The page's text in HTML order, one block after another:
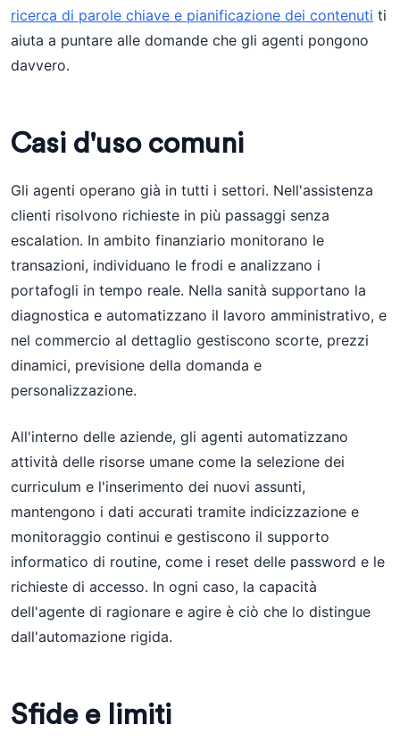
ricerca di parole chiave e pianificazione dei contenuti ti
aiuta a puntare alle domande che gli agenti pongono
davvero.
Casi d'uso comuni
Gli agenti operano già in tutti i settori. Nell'assistenza
clienti risolvono richieste in più passaggi senza
escalation. In ambito finanziario monitorano le
transazioni, individuano le frodi e analizzano i
portafogli in tempo reale. Nella sanità supportano la
diagnostica e automatizzano il lavoro amministrativo, e
nel commercio al dettaglio gestiscono scorte, prezzi
dinamici, previsione della domanda e
personalizzazione.
All'interno delle aziende, gli agenti automatizzano
attività delle risorse umane come la selezione dei
curriculum e l'inserimento dei nuovi assunti,
mantengono i dati accurati tramite indicizzazione e
monitoraggio continui e gestiscono il supporto
informatico di routine, come i reset delle password e le
richieste di accesso. In ogni caso, la capacità
dell'agente di ragionare e agire è ciò che lo distingue
dall'automazione rigida.
Sfide e limiti